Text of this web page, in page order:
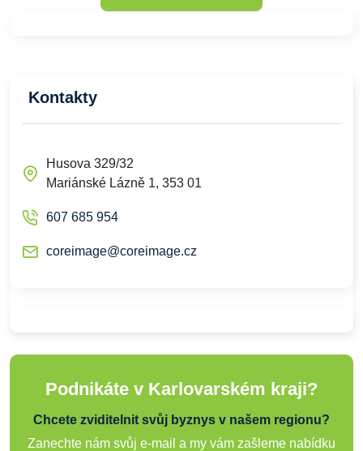
Kontakty
Husova 329/32
Mariánské Lázně 1, 353 01
607 685 954
coreimage@coreimage.cz
Podnikáte v Karlovarském kraji?
Chcete zviditelnit svůj byznys v našem regionu?
Zanechte nám svůj e-mail a my vám zašleme nabídku